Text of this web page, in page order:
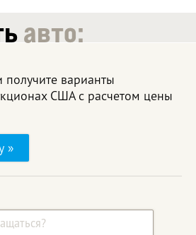
авто:
варианты
США с расчетом цены
»